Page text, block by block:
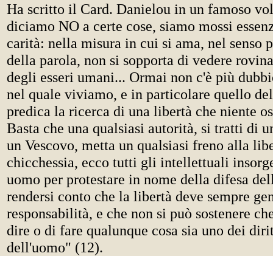
Ha scritto il Card. Danielou in un famoso
diciamo NO a certe cose, siamo mossi
carità: nella misura in cui si ama, nel senso
della parola, non si sopporta di vedere
degli esseri umani... Ormai non c'è più
nel quale viviamo, e in particolare quello
predica la ricerca di una libertà che niente
Basta che una qualsiasi autorità, si tratti di
un Vescovo, metta un qualsiasi freno alla
chicchessia, ecco tutti gli intellettuali
uomo per protestare in nome della difesa
rendersi conto che la libertà deve sempre
responsabilità, e che non si può sostenere
dire o di fare qualunque cosa sia uno dei
dell'uomo" (12).